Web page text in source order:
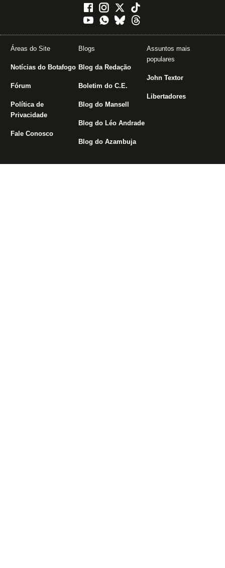
Áreas do Site
Notícias do Botafogo
Fórum
Política de
Privacidade
Fale Conosco
Blogs
Blog da Redação
Boletim do C.E.
Blog do Mansell
Blog do Léo Andrade
Blog do Azambuja
Assuntos mais
populares
John Textor
Libertadores